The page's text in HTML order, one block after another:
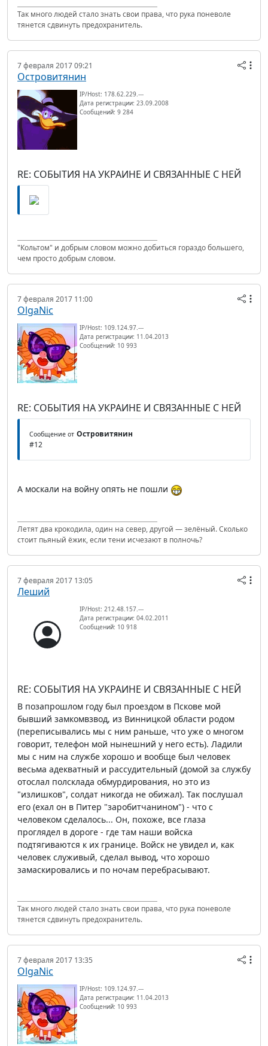
Так много людей стало знать свои права, что рука поневоле
тянется сдвинуть предохранитель.
7 февраля 2017 09:21
Островитянин
IP/Host: 178.62.229.---
Дата регистрации: 23.09.2008
Сообщений: 9 284
RE: СОБЫТИЯ НА УКРАИНЕ И СВЯЗАННЫЕ С НЕЙ
"Кольтом" и добрым словом можно добиться гораздо большего,
чем просто добрым словом.
7 февраля 2017 11:00
OlgaNic
IP/Host: 109.124.97.---
Дата регистрации: 11.04.2013
Сообщений: 10 993
RE: СОБЫТИЯ НА УКРАИНЕ И СВЯЗАННЫЕ С НЕЙ
Сообщение от Островитянин
#12
А москали на войну опять не пошли
Летят два крокодила, один на север, другой — зелёный. Сколько
стоит пьяный ёжик, если тени исчезают в полночь?
7 февраля 2017 13:05
Леший
IP/Host: 212.48.157.---
Дата регистрации: 04.02.2011
Сообщений: 10 918
RE: СОБЫТИЯ НА УКРАИНЕ И СВЯЗАННЫЕ С НЕЙ
В позапрошлом году был проездом в Пскове мой
бывший замкомвзвод, из Винницкой области родом
(переписывались мы с ним раньше, что уже о многом
говорит, телефон мой нынешний у него есть). Ладили
мы с ним на службе хорошо и вообще был человек
весьма адекватный и рассудительный (домой за службу
отослал полсклада обмурдирования, но это из
"излишков", солдат никогда не обижал). Так послушал
его (ехал он в Питер "заробитчанином") - что с
человеком сделалось... Он, похоже, все глаза
проглядел в дороге - где там наши войска
подтягиваются к их границе. Войск не увидел и, как
человек служивый, сделал вывод, что хорошо
замаскировались и по ночам перебрасывают.
Так много людей стало знать свои права, что рука поневоле
тянется сдвинуть предохранитель.
7 февраля 2017 13:35
OlgaNic
IP/Host: 109.124.97.---
Дата регистрации: 11.04.2013
Сообщений: 10 993